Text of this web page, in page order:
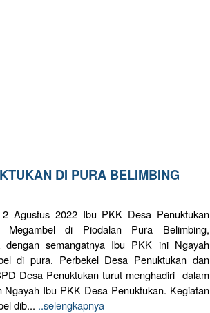
DI PURA BELIMBING
2 Agustus 2022 Ibu PKK Desa Penuktukan
Megambel di Piodalan Pura Belimbing,
dengan semangatnya Ibu PKK ini Ngayah
di pura. Perbekel Desa Penuktukan dan
Desa Penuktukan turut menghadiri dalam
Ngayah Ibu PKK Desa Penuktukan. Kegiatan
dib... ..selengkapnya